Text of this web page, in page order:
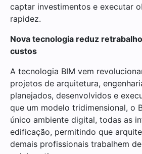
captar investimentos e executar
rapidez.
Nova tecnologia reduz
custos
A tecnologia BIM vem
projetos de arquitetura,
planejados, desenvolvidos e
que um modelo tridimensional, o
único ambiente digital, todas as
edificação, permitindo que
demais profissionais trabalhem